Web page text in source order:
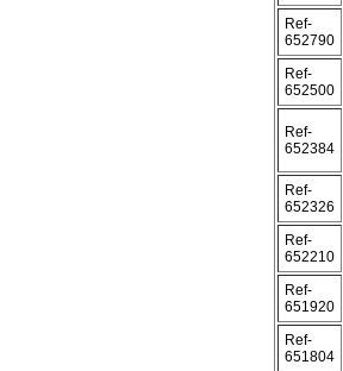
Ref-
652790
Ref-
652500
Ref-
652384
Ref-
652326
Ref-
652210
Ref-
651920
Ref-
651804